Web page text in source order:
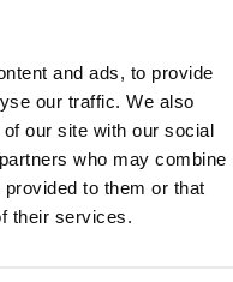
and ads, to provide
our traffic. We also
our site with our social
who may combine
to them or that
their services.
PC
Gram
73 x 36 x 73 Millimeter